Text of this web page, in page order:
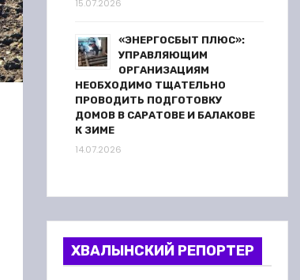
15.07.2026
«ЭНЕРГОСБЫТ ПЛЮС»:
УПРАВЛЯЮЩИМ
ОРГАНИЗАЦИЯМ
НЕОБХОДИМО ТЩАТЕЛЬНО
ПРОВОДИТЬ ПОДГОТОВКУ
ДОМОВ В САРАТОВЕ И БАЛАКОВЕ
К ЗИМЕ
14.07.2026
ХВАЛЫНСКИЙ РЕПОРТЕР